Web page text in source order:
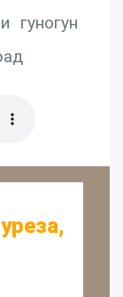
гуногун